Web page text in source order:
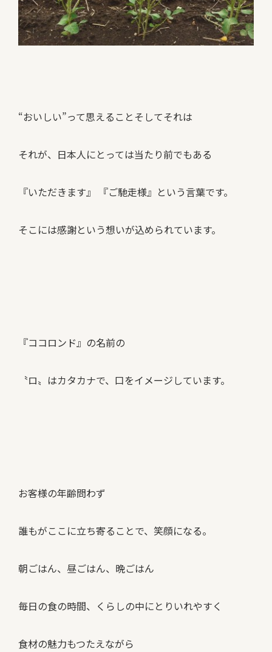
“おいしい”って思えることそしてそれは
それが、日本人にとっては当たり前でもある
『いただきます』 『ご馳走様』という言葉です。
そこには感謝という想いが込められています。
『ココロンド』の名前の
〝ロ〟はカタカナで、口をイメージしています。
お客様の年齢問わず
誰もがここに立ち寄ることで、笑顔になる。
朝ごはん、昼ごはん、晩ごはん
毎日の食の時間、くらしの中にとりいれやすく
食材の魅力もつたえながら